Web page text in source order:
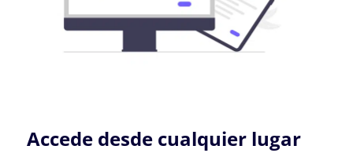
Accede desde cualquier lugar